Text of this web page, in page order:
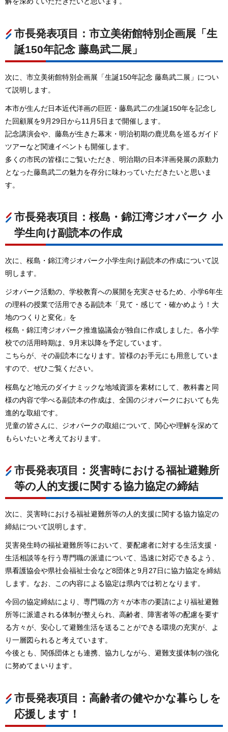
市長発表項目：市立美術館特別企画展「生
誕150年記念 藤島武二展」
次に、市立美術館特別企画展「生誕150年記念 藤島武二展」につい
て説明します。
本市が生んだ日本近代洋画の巨匠・藤島武二の生誕150年を記念し
た回顧展を9月29日から11月5日まで開催します。
記念講演会や、藤島が生きた幕末・明治初期の鹿児島を巡るガイド
ツアーなど関連イベントも開催します。
多くの市民の皆様にご覧いただき、明治期の日本洋画発展の原動力
となった藤島武二の魅力を存分に味わっていただきたいと思いま
す。
市長発表項目：桜島・錦江湾ジオパーク 小
学生向け副読本の作成
次に、桜島・錦江湾ジオパーク小学生向け副読本の作成について説
明します。
ジオパーク活動の、学校教育への展開を充実させるため、小学6年生
の理科の授業で活用できる副読本「見て・感じて・確かめよう！大
地のつくりと変化」を
桜島・錦江湾ジオパーク推進協議会が独自に作成しました。各小学
校での活用時期は、9月末以降を予定しています。
こちらが、その副読本になります。皆様のお手元にも用意していま
すので、ぜひご覧ください。
桜島など地元のダイナミックな地域資源を素材にして、教科書と同
様の内容で学べる副読本の作成は、全国のジオパークにおいても先
進的な取組です。
児童の皆さんに、ジオパークの取組について、関心や理解を深めて
もらいたいと考えております。
市長発表項目：災害時における福祉避難所
等の人的支援に関する協力協定の締結
次に、災害時における福祉避難所等の人的支援に関する協力協定の
締結について説明します。
災害発生時の福祉避難所等において、要配慮者に対する生活支援・
生活相談等を行う専門職の派遣について、迅速に対応できるよう、
県看護協会や県社会福祉士会など8団体と9月27日に協力協定を締結
します。なお、この内容による協定は県内では初となります。
今回の協定締結により、専門職の方々が本市の要請により福祉避難
所等に派遣される体制が整えられ、高齢者、障害者等の配慮を要す
る方々が、安心して避難生活を送ることができる環境の充実が、よ
り一層図られると考えています。
今後とも、関係団体とも連携、協力しながら、避難支援体制の強化
に努めてまいります。
市長発表項目：高齢者の健やかな暮らしを
応援します！